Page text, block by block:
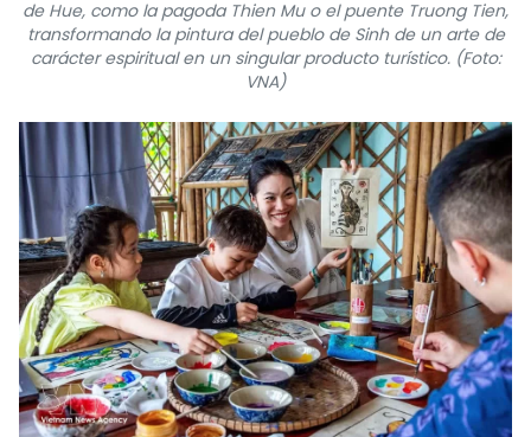
de Hue, como la pagoda Thien Mu o el puente Truong Tien,
transformando la pintura del pueblo de Sinh de un arte de
carácter espiritual en un singular producto turístico. (Foto:
VNA)